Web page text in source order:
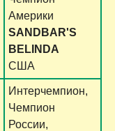
Америки
SANDBAR'S
BELINDA
США
Интерчемпион,
Чемпион
России,